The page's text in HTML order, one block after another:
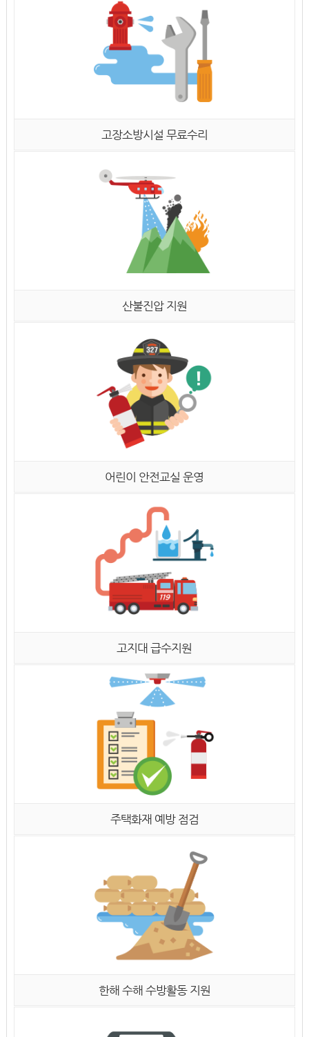
고장소방시설 무료수리
산불진압 지원
어린이 안전교실 운영
고지대 급수지원
주택화재 예방 점검
한해 수해 수방활동 지원